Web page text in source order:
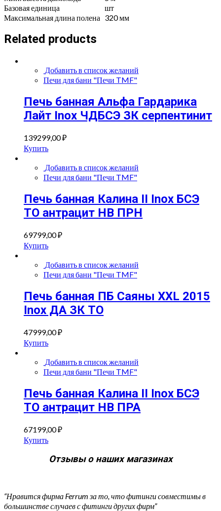
Базовая единица
шт
Максимальная длина полена 320 мм
Related products
Добавить в список желаний
Печи для бани "Печи TMF"
Печь банная Альфа Гардарика
Лайт Inox ЧДБСЭ ЗК серпентинит
139299,00₽
Купить
Добавить в список желаний
Печи для бани "Печи TMF"
Печь банная Калина II Inox БСЭ
ТО антрацит НВ ПРН
69799,00₽
Купить
Добавить в список желаний
Печи для бани "Печи TMF"
Печь банная ПБ Саяны XXL 2015
Inox ДА ЗК ТО
47999,00₽
Купить
Добавить в список желаний
Печи для бани "Печи TMF"
Печь банная Калина II Inox БСЭ
ТО антрацит НВ ПРА
67199,00₽
Купить
Отзывы о наших магазинах
“Нравится фирма Ferrum за то, что фитинги совместимы в
большинстве случаев с фитинги других фирм”